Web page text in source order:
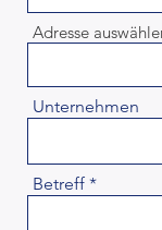
Adresse
Unternehmen
Betreff